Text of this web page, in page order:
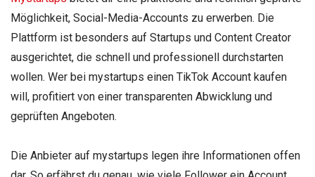
Möglichkeit, Social-Media-Accounts zu erwerben. Die
Plattform ist besonders auf Startups und Content Creator
ausgerichtet, die schnell und professionell durchstarten
wollen. Wer bei mystartups einen TikTok Account kaufen
will, profitiert von einer transparenten Abwicklung und
geprüften Angeboten.
Die Anbieter auf mystartups legen ihre Informationen offen